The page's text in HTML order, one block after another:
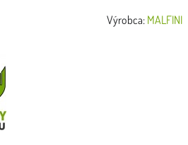
Výrobca: MALFINI